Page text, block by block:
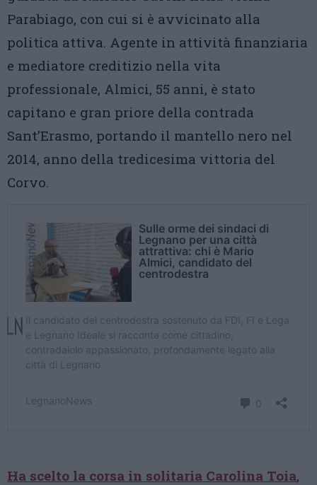
Parabiago, con cui si è avvicinato alla
politica attiva. Agente in attività finanziaria
e mediatore creditizio nella vita
professionale, Almici, 55 anni, è stato
capitano e gran priore della contrada
Sant’Erasmo, portando il mantello nero nel
2014, anno della tredicesima vittoria del
Corvo.
Ha scelto la corsa in solitaria Carolina Toia,